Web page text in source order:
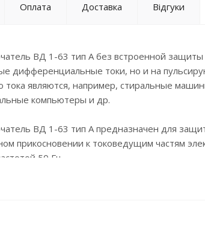
Оплата Доставка Відгуки
ВД 1-63 тип А без встроенной защиты
дифференциальные токи, но и на
являются, например, стиральные
компьютеры и др.
ВД 1-63 тип А предназначен для
прикосновении к токоведущим частям
50 Гц.